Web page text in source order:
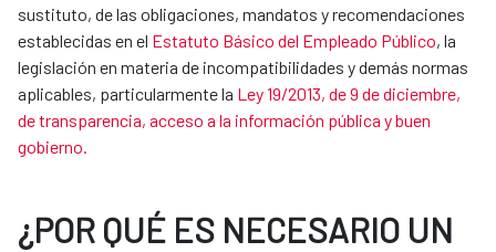
sustituto, de las obligaciones, mandatos y recomendaciones
establecidas en el Estatuto Básico del Empleado Público, la
legislación en materia de incompatibilidades y demás normas
aplicables, particularmente la Ley 19/2013, de 9 de diciembre,
de transparencia, acceso a la información pública y buen
gobierno.
¿POR QUÉ ES NECESARIO UN